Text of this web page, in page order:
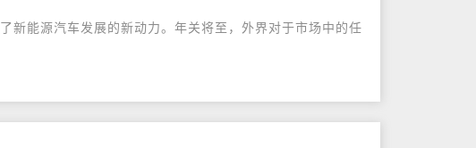
新能源汽车发展的新动力。年关将至，外界对于市场中的任